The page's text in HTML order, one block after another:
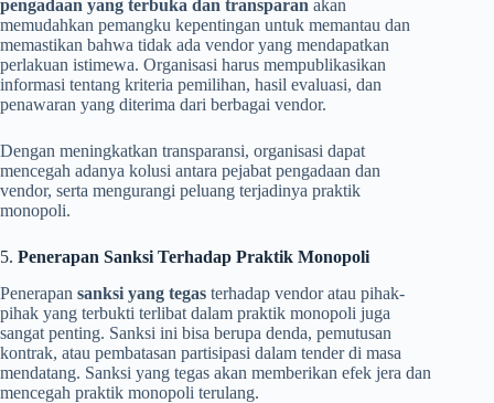
pengadaan yang terbuka dan transparan akan
memudahkan pemangku kepentingan untuk memantau dan
memastikan bahwa tidak ada vendor yang mendapatkan
perlakuan istimewa. Organisasi harus mempublikasikan
informasi tentang kriteria pemilihan, hasil evaluasi, dan
penawaran yang diterima dari berbagai vendor.
Dengan meningkatkan transparansi, organisasi dapat
mencegah adanya kolusi antara pejabat pengadaan dan
vendor, serta mengurangi peluang terjadinya praktik
monopoli.
5. Penerapan Sanksi Terhadap Praktik Monopoli
Penerapan sanksi yang tegas terhadap vendor atau pihak-
pihak yang terbukti terlibat dalam praktik monopoli juga
sangat penting. Sanksi ini bisa berupa denda, pemutusan
kontrak, atau pembatasan partisipasi dalam tender di masa
mendatang. Sanksi yang tegas akan memberikan efek jera dan
mencegah praktik monopoli terulang.